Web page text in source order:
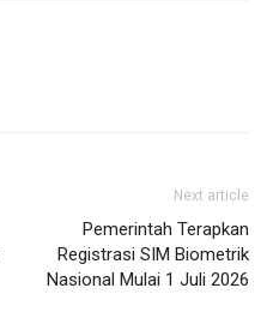
Next article
Pemerintah Terapkan
Registrasi SIM Biometrik
Nasional Mulai 1 Juli 2026